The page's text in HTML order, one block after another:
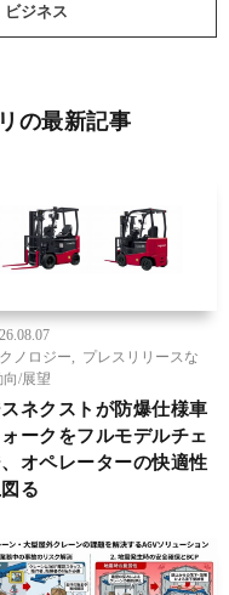
ビジネス
の最新記事
ノロジー
プレスリリースな
向/展望
ネクストが防爆仕様車
ークをフルモデルチェ
オペレーターの快適性
る